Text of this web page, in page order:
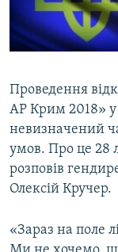
ВІДЕОУРОКИ
СВІДЧЕННЯ
Русский
Qırımtatar
ДОЛУЧАЙСЯ!
Усі сайти RFE/
Проведення
АР Крим 2018» у
невизначений
умов. Про це 28
розповів
Олексій Кручер.
«Зараз на поле